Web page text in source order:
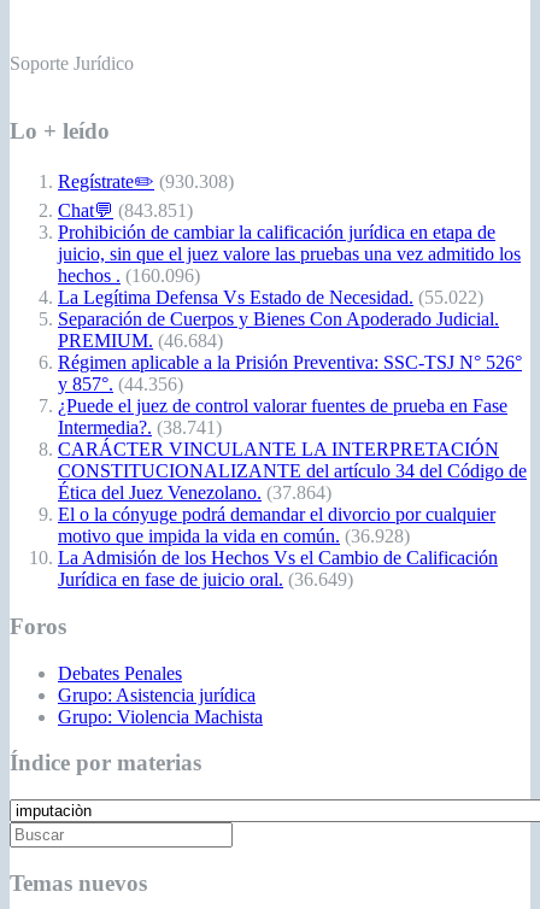
Soporte Jurídico
Lo + leído
Regístrate✏️ (930.308)
Chat💬 (843.851)
Prohibición de cambiar la calificación jurídica en etapa de
juicio, sin que el juez valore las pruebas una vez admitido los
hechos . (160.096)
La Legítima Defensa Vs Estado de Necesidad. (55.022)
Separación de Cuerpos y Bienes Con Apoderado Judicial.
PREMIUM. (46.684)
Régimen aplicable a la Prisión Preventiva: SSC-TSJ N° 526°
y 857°. (44.356)
¿Puede el juez de control valorar fuentes de prueba en Fase
Intermedia?. (38.741)
CARÁCTER VINCULANTE LA INTERPRETACIÓN
CONSTITUCIONALIZANTE del artículo 34 del Código de
Ética del Juez Venezolano. (37.864)
El o la cónyuge podrá demandar el divorcio por cualquier
motivo que impida la vida en común. (36.928)
La Admisión de los Hechos Vs el Cambio de Calificación
Jurídica en fase de juicio oral. (36.649)
Foros
Debates Penales
Grupo: Asistencia jurídica
Grupo: Violencia Machista
Índice por materias
Temas nuevos